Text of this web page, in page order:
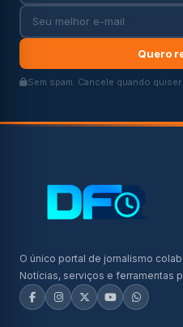
Quero
Sem spam. Cancele quando quiser.
O único portal de jornalismo
Notícias, serviços e ferramentas